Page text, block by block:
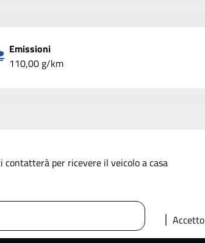
Emissioni
110,00 g/km
per ricevere il veicolo a casa
Accetto